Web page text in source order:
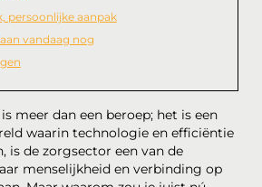
meer dan een beroep; het is een
waarin technologie en efficiëntie
is de zorgsector een van de
menselijkheid en verbinding op
persoonlijke aanpak
vandaag nog